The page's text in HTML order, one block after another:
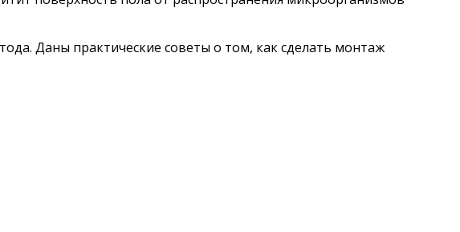
Даны практические советы о том, как сделать монтаж